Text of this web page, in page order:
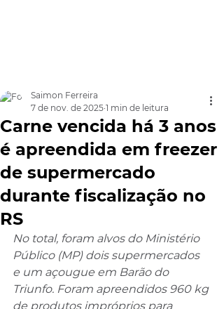
Carne vencida há 3 anos
é apreendida em freezer
de supermercado
durante fiscalização no
RS
Saimon Ferreira
7 de nov. de 2025 1 min de leitura
No total, foram alvos do Ministério
Público (MP) dois supermercados
e um açougue em Barão do
Triunfo. Foram apreendidos 960 kg
de produtos impróprios para